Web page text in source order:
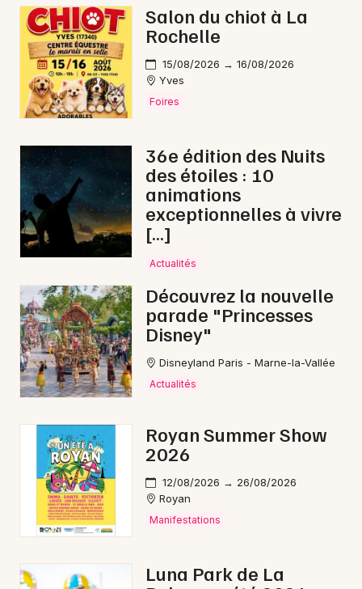
Mon email
Je m'abonne
Salon du chiot à La
Rochelle
15/08/2026 → 16/08/2026
Yves
Foires
36e édition des Nuits
des étoiles : 10
animations
exceptionnelles à vivre
[…]
Actualités
Découvrez la nouvelle
parade "Princesses
Disney"
Disneyland Paris - Marne-la-Vallée
Actualités
Royan Summer Show
2026
12/08/2026 → 26/08/2026
Royan
Manifestations
Luna Park de La